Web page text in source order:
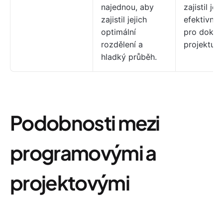
najednou, aby
zajistil jejich
optimální
rozdělení a
hladký průběh.
zajistil
efektivní
pro
projektu.
Podobnosti mezi
programovými a
projektovými